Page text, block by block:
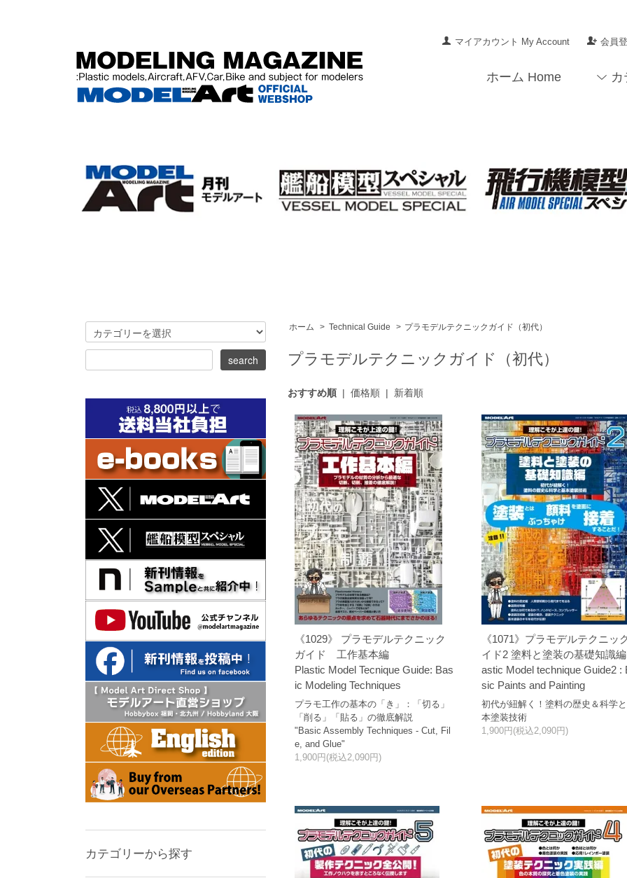
マイアカウント My Account 会員
ホーム Home
ホーム > Technical Guide > プラモデルテクニックガイド（初代）
プラモデルテクニックガイド（初代）
おすすめ順| 価格順| 新着順
《1029》 プラモデルテクニック
ガイド 工作基本編
Plastic Model Tecnique Guide: Bas
ic Modeling Techniques
プラモ工作の基本の「き」：「切る」
「削る」「貼る」の徹底解説
"Basic Assembly Techniques - Cut, Fil
e, and Glue"
1,900円(税込2,090円)
《1071》プラモデルテクニッ
イド2 塗料と塗装の基礎知識
astic Model technique Guide2 :
sic Paints and Painting
初代が紐解く！塗料の歴史＆科学
本塗装技術
1,900円(税込2,090円)
カテゴリーから探す